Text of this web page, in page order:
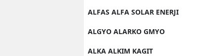
ALFAS ALFA SOLAR ENERJI
ALGYO ALARKO GMYO
ALKA ALKIM KAGIT